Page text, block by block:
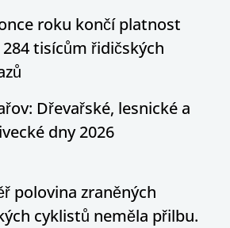
roku končí platnost
tisícům řidičských
Dřevařské, lesnické a
dny 2026
polovina zraněných
cyklistů neměla přilbu.